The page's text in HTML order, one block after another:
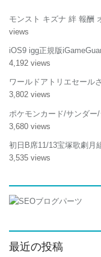
モンスト キズナ 絆 報酬
views
iOS9 igg正規版
4,192 views
ワールドアトリエセール
3,802 views
ポケモンカード/サンダ
3,680 views
初日B席11/13宝塚歌劇月
3,535 views
最近の投稿